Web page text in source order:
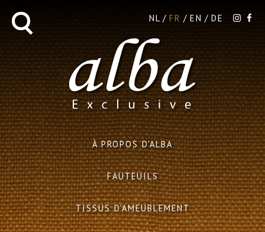
NL FR EN DE
À PROPOS D'ALBA
FAUTEUILS
TISSUS D'AMEUBLEMENT